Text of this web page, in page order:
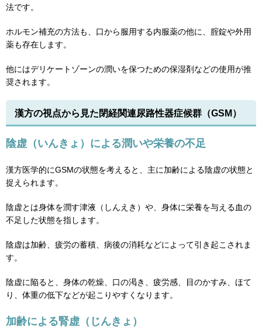
法です。
ホルモン補充の方法も、口から服用する内服薬の他に、腟錠や外用
薬も存在します。
他にはデリケートゾーンの潤いを保つための保湿剤などの使用が推
奨されます。
漢方の視点から見た閉経関連尿路性器症候群（GSM）
陰虚（いんきょ）による潤いや栄養の不足
漢方医学的にGSMの状態を考えると、主に加齢による陰虚の状態と
捉えられます。
陰虚とは身体を潤す津液（しんえき）や、身体に栄養を与える血の
不足した状態を指します。
陰虚は加齢、疲労の蓄積、病後の消耗などによって引き起こされま
す。
陰虚に陥ると、身体の乾燥、口の渇き、疲労感、目のかすみ、ほて
り、体重の低下などが起こりやすくなります。
加齢による腎虚（じんきょ）